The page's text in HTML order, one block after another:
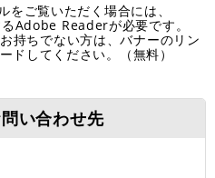
をご覧いただく場合には、
Adobe Readerが必要です。
持ちでない方は、バナーのリン
ドしてください。（無料）
い合わせ先